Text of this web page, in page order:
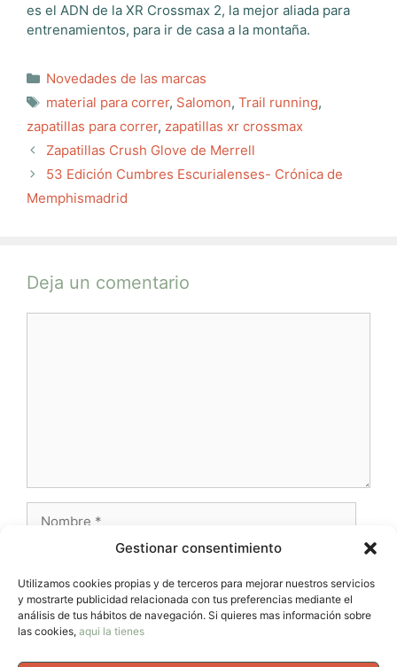
Gestionar consentimiento
Utilizamos cookies propias y de terceros para mejorar nuestros servicios
y mostrarte publicidad relacionada con tus preferencias mediante el
análisis de tus hábitos de navegación. Si quieres mas información sobre
las cookies, aqui la tienes
es el ADN de la XR Crossmax 2, la mejor aliada para
entrenamientos, para ir de casa a la montaña.
Categorías
Novedades de las marcas
Etiquetas
material para correr, Salomon, Trail running,
zapatillas para correr, zapatillas xr crossmax
Zapatillas Crush Glove de Merrell
53 Edición Cumbres Escurialenses- Crónica de
Memphismadrid
Deja un comentario
electrónico
Web